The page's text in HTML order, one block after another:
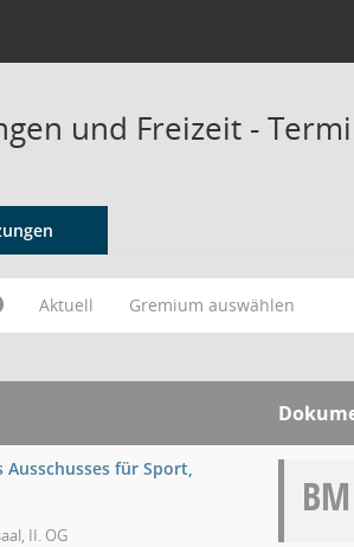
und Freizeit -
Aktuell Gremium auswählen
für Sport,
II. OG
BM